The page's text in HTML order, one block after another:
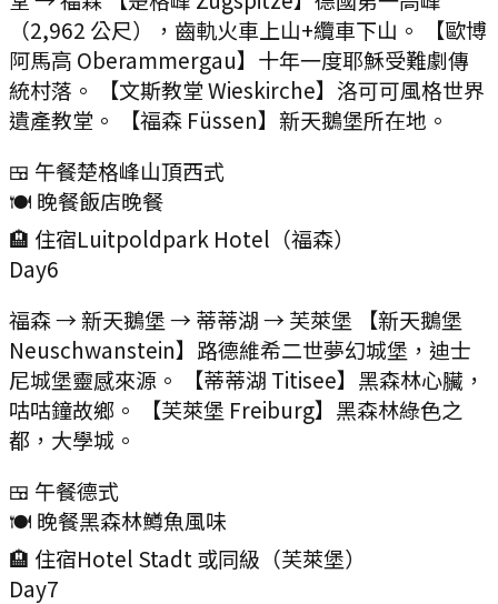
（2,962 公尺），齒軌火車上山+纜車下山。 【歐博
阿馬高 Oberammergau】十年一度耶穌受難劇傳
統村落。 【文斯教堂 Wieskirche】洛可可風格世界
遺產教堂。 【福森 Füssen】新天鵝堡所在地。
🍱 午餐楚格峰山頂西式
🍽️ 晚餐飯店晚餐
🏨 住宿Luitpoldpark Hotel（福森）
Day6
福森 → 新天鵝堡 → 蒂蒂湖 → 芙萊堡 【新天鵝堡
Neuschwanstein】路德維希二世夢幻城堡，迪士
尼城堡靈感來源。 【蒂蒂湖 Titisee】黑森林心臟，
咕咕鐘故鄉。 【芙萊堡 Freiburg】黑森林綠色之
都，大學城。
🍱 午餐德式
🍽️ 晚餐黑森林鱒魚風味
🏨 住宿Hotel Stadt 或同級（芙萊堡）
Day7